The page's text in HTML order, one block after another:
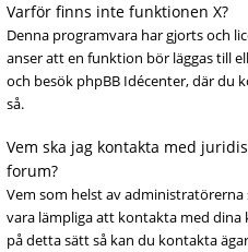
Varför finns inte funktionen X?
Denna programvara har gjorts och
anser att en funktion bör läggas till
och besök phpBB Idécenter, där
så.
Vem ska jag kontakta med
forum?
Vem som helst av administratörerna
vara lämpliga att kontakta med dina
på detta sätt så kan du kontakta